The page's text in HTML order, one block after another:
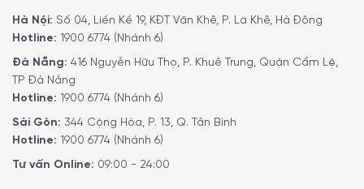
Hà Nội: Số 04, Liền Kề 19, KĐT Văn Khê, P. La Khê, Hà Đông
Hotline: 1900 6774 (Nhánh 6)
Đà Nẵng: 416 Nguyễn Hữu Thọ, P. Khuê Trung, Quận Cẩm Lệ,
TP Đà Nẵng
Hotline: 1900 6774 (Nhánh 6)
Sài Gòn: 344 Cộng Hòa, P. 13, Q. Tân Bình
Hotline: 1900 6774 (Nhánh 6)
Tư vấn Online: 09:00 - 24:00